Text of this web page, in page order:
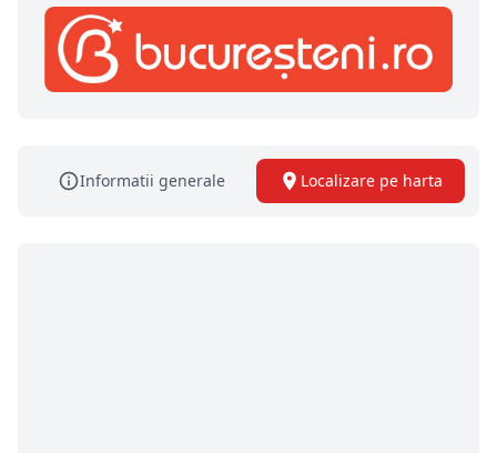
Informatii generale Localizare pe harta